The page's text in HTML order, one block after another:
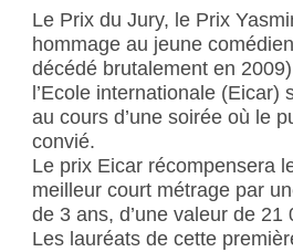
Le Prix du Jury, le Prix
hommage au jeune
décédé brutalement en
l’Ecole internationale (Eicar)
au cours d’une soirée où le
convié.
Le prix Eicar récompensera
meilleur court métrage par
de 3 ans, d’une valeur de 21
Les lauréats de cette